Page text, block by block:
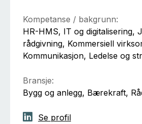
Kompetanse / bakgrunn:
HR-HMS, IT og digitalisering,
rådgivning, Kommersiell
Kommunikasjon, Ledelse og
Bransje:
Bygg og anlegg, Bærekraft,
Se profil